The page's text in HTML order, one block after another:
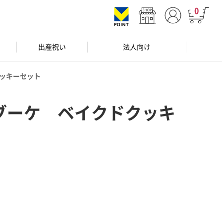
0
出産祝い 法人向け
キーセット
ーケ ベイクドクッキ